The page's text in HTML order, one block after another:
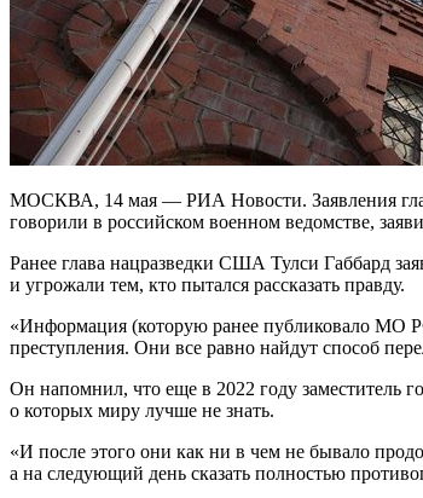
МОСКВА, 14 мая — РИА Новости. Заявления
говорили в российском военном ведомстве,
Ранее глава нацразведки США Тулси Габбард
и угрожали тем, кто пытался рассказать правду.
«Информация (которую ранее публиковало МО
преступления. Они все равно найдут способ
Он напомнил, что еще в 2022 году заместитель
о которых миру лучше не знать.
«И после этого они как ни в чем не бывало
а на следующий день сказать полностью